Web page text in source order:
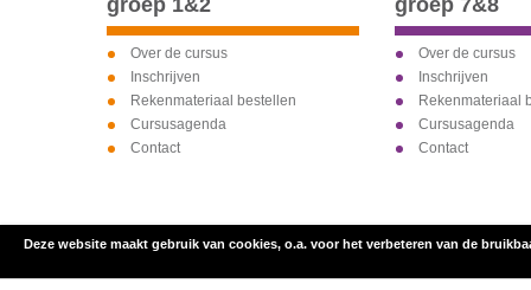
groep 1&2
Over de cursus
Inschrijven
Rekenmateriaal bestellen
Cursusagenda
Contact
groep 7&8
Over de cursus
Inschrijven
Rekenmateriaal
Cursusagenda
Contact
inschrijven voor
Deze website maakt gebruik van cookies, o.a. voor het verbeteren van de